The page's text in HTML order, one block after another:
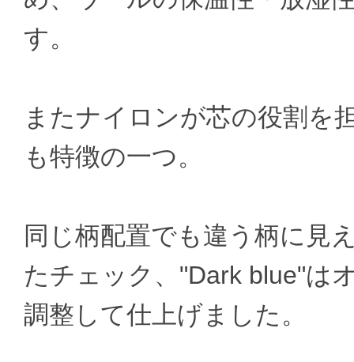
す。
またナイロンが芯の役割を
も特徴の一つ。
同じ柄配置でも違う柄に見
たチェック、"Dark blue"は
調整して仕上げました。